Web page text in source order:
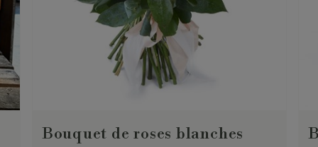
Bouquet de roses blanches